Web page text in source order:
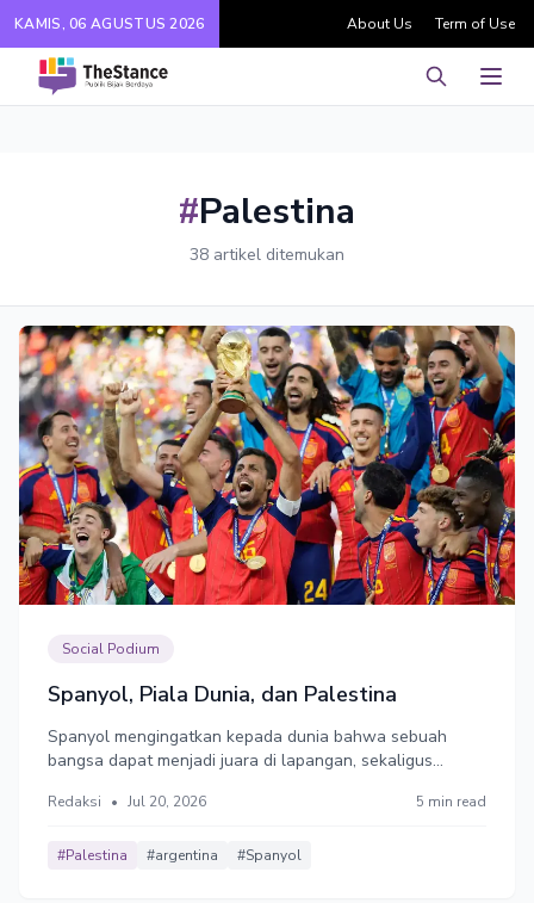
KAMIS, 06 AGUSTUS 2026 About Us Term of Use
Pencarian
#Palestina
38 artikel ditemukan
Social Podium
Spanyol, Piala Dunia, dan Palestina
Spanyol mengingatkan kepada dunia bahwa sebuah
bangsa dapat menjadi juara di lapangan, sekaligus
Dalam beberapa tahun terakhir, Spanyol menunjukkan
Barat.
Redaksi • Jul 20, 2026 5 min read
#Palestina #argentina #Spanyol